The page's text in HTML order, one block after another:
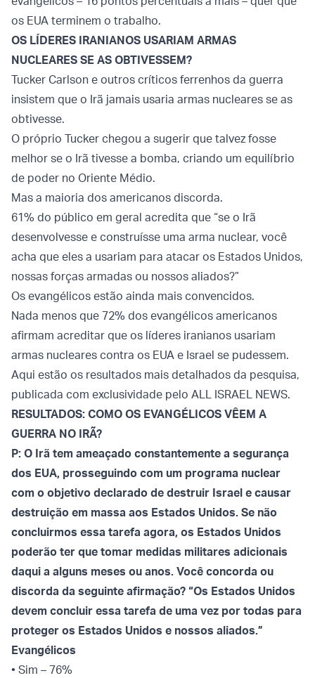
os EUA terminem o trabalho.
OS LÍDERES IRANIANOS USARIAM ARMAS
NUCLEARES SE AS OBTIVESSEM?
Tucker Carlson e outros críticos ferrenhos da guerra
insistem que o Irã jamais usaria armas nucleares se as
obtivesse.
O próprio Tucker chegou a sugerir que talvez fosse
melhor se o Irã tivesse a bomba, criando um equilíbrio
de poder no Oriente Médio.
Mas a maioria dos americanos discorda.
61% do público em geral acredita que “se o Irã
desenvolvesse e construísse uma arma nuclear, você
acha que eles a usariam para atacar os Estados Unidos,
nossas forças armadas ou nossos aliados?”
Os evangélicos estão ainda mais convencidos.
Nada menos que 72% dos evangélicos americanos
afirmam acreditar que os líderes iranianos usariam
armas nucleares contra os EUA e Israel se pudessem.
Aqui estão os resultados mais detalhados da pesquisa,
publicada com exclusividade pelo ALL ISRAEL NEWS.
RESULTADOS: COMO OS EVANGÉLICOS VÊEM A
GUERRA NO IRÃ?
P: O Irã tem ameaçado constantemente a segurança
dos EUA, prosseguindo com um programa nuclear
com o objetivo declarado de destruir Israel e causar
destruição em massa aos Estados Unidos. Se não
concluirmos essa tarefa agora, os Estados Unidos
poderão ter que tomar medidas militares adicionais
daqui a alguns meses ou anos. Você concorda ou
discorda da seguinte afirmação? “Os Estados Unidos
devem concluir essa tarefa de uma vez por todas para
proteger os Estados Unidos e nossos aliados.”
Evangélicos
• Sim – 76%